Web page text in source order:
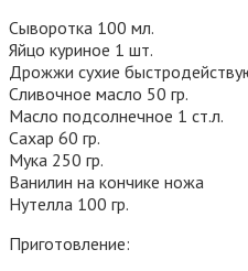
Сыворотка 100 мл.
Яйцо куриное 1 шт.
Дрожжи сухие
Сливочное масло 50 гр.
Масло подсолнечное 1 ст.л.
Сахар 60 гр.
Мука 250 гр.
Ванилин на кончике ножа
Нутелла 100 гр.
Приготовление: